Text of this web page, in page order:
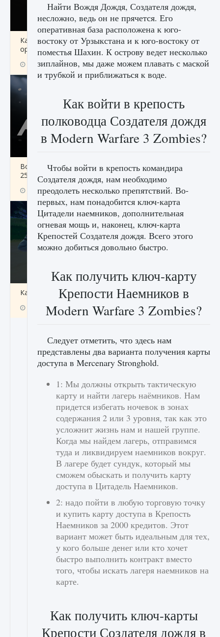
Как разблокировать чертеж счастливого
оружия в MW3 и Warzone
9 августа 2024 1 151 0 0
Все новые функции Ultimate Team в EA FC
25
9 августа 2024 1 297 0 0
Как включить чат в Fortnite
9 августа 2024 1 335 0 0
Найти Вождя Дождя, Создателя дождя,
несложно, ведь он не прячется. Его
оперативная база расположена к юго-
востоку от Урзыкстана и к юго-востоку от
поместья Шахин. К острову ведет несколько
зиплайнов, мы даже можем плавать с маской
и трубкой и приближаться к воде.
Как войти в крепость
полководца Создателя дождя
в Modern Warfare 3 Zombies?
Чтобы войти в крепость командира
Создателя дождя, нам необходимо
преодолеть несколько препятствий. Во-
первых, нам понадобится ключ-карта
Цитадели наемников, дополнительная
огневая мощь и, наконец, ключ-карта
Крепостей Создателя дождя. Всего этого
можно добиться довольно быстро.
Как получить ключ-карту
Крепости Наемников в
Modern Warfare 3 Zombies?
Следует отметить, что здесь нам
представлены два варианта получения карты
доступа в Mercenary Stronghold.
1: Мы должны открыть тактическую
карту и найти лагерь наёмников. Нам
придется избегать ночевок в зонах
содержания 2 или 3 уровня, так как это
усложнит жизнь нам и нашей группе.
Когда мы найдем лагерь, отправимся
туда и ликвидируем наемников вокруг.
В лагере будет сундук, который мы
сможем обыскать и получить карту
доступа в Цитадель Наемников.
2: надо пойти в любую торговую точку
и купить карту доступа в Крепость
Наемников за 2000 кредитов. Этот
вариант может быть идеальным для тех,
у кого больше денег или кто хочет
быстро выполнить контракт вместо
того, чтобы искать лагеря наемников на
карте.
Как получить ключ-карты
Крепости Создателя дождя в